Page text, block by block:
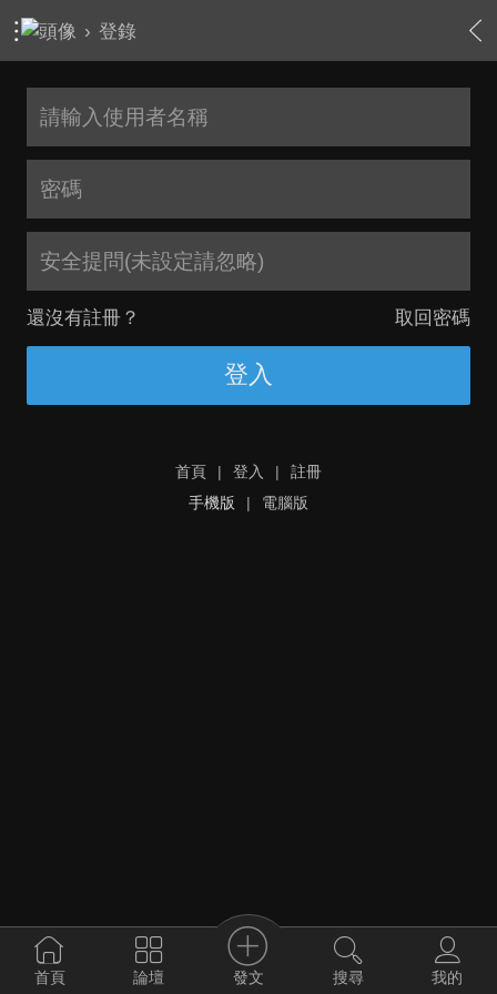
› 登錄
安全提問(未設定請忽略)
還沒有註冊？ 取回密碼
登入
首頁 | 登入 |
註冊
手機版
| 電腦版
首頁 論壇 發文 搜尋 我的